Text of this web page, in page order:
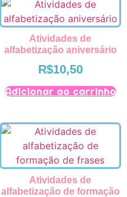
Atividades de
alfabetização aniversário
R$10,50
Adicionar ao carrinho
Atividades de
alfabetização de formação